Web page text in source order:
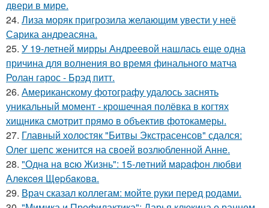
двери в мире.
24. Лиза моряк пригрозила желающим увести у неё
Сарика андреасяна.
25. У 19-летней мирры Андреевой нашлась еще одна
причина для волнения во время финального матча
Ролан гарос - Брэд питт.
26. Американскому фотографу удалось заснять
уникальный момент - крошечная полёвка в когтях
хищника смотрит прямо в объектив фотокамеры.
27. Главный холостяк "Битвы Экстрасенсов" сдался:
Олег шепс женится на своей возлюбленной Анне.
28. "Однa нa вcю Жизнь": 15-лeтний мapaфoн любви
Алeкceя Щepбaкoвa.
29. Врач сказал коллегам: мойте руки перед родами.